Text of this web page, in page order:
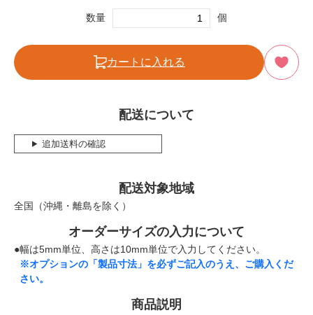
数量 個
カートに入れる
配送について
追加送料の確認
配送対象地域
全国（沖縄・離島を除く）
オーダーサイズの入力について
●幅は5mm単位、高さは10mm単位で入力してください。
※オプションの「製品寸法」を必ずご記入のうえ、ご購入くだ
さい。
商品説明